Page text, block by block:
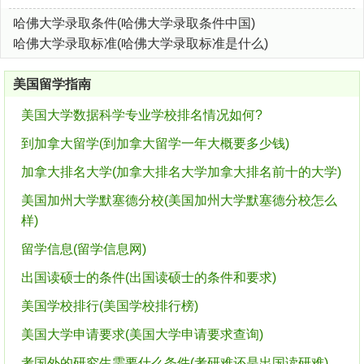
哈佛大学录取条件(哈佛大学录取条件中国)
哈佛大学录取标准(哈佛大学录取标准是什么)
美国留学指南
美国大学数据科学专业学校排名情况如何?
到加拿大留学(到加拿大留学一年大概要多少钱)
加拿大排名大学(加拿大排名大学加拿大排名前十的大学)
美国加州大学默塞德分校(美国加州大学默塞德分校怎么
样)
留学信息(留学信息网)
出国读硕士的条件(出国读硕士的条件和要求)
美国学校排行(美国学校排行榜)
美国大学申请要求(美国大学申请要求查询)